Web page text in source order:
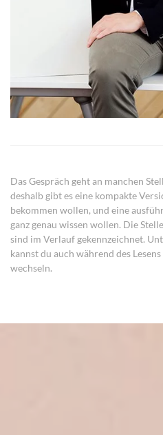
Das Gespräch geht an manchen
deshalb gibt es eine kompakte
bekommen wollen, und eine
ganz genau wissen wollen. Die
sind im Verlauf gekennzeichnet.
kannst du auch während des
wechseln.